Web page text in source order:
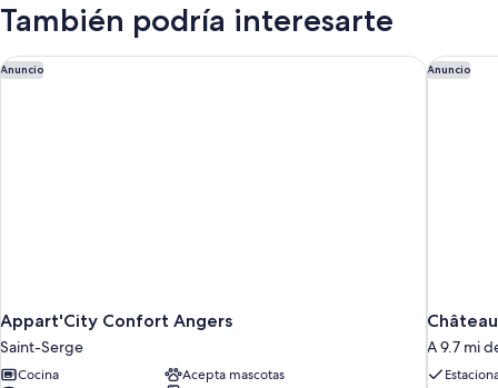
cama
size
También podría interesarte
Anuncio
Appart'City Confort Angers
Saint-Serge
Cocina
Acepta mascotas
Appart'City Confort Angers Anuncio
A 9.7 mi